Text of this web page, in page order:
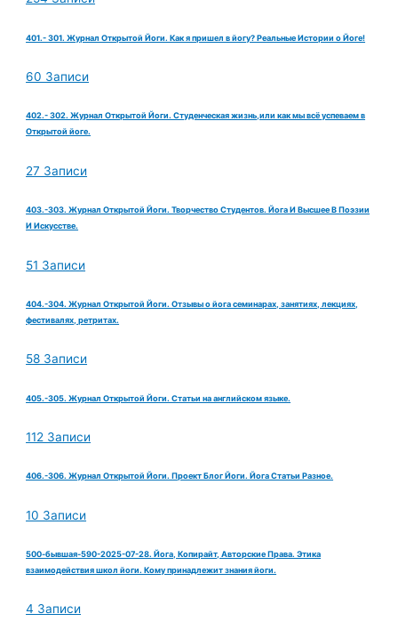
401.- 301. Журнал Открытой Йоги. Как я пришел в йогу? Реальные Истории о Йоге!
60 Записи
402.- 302. Журнал Открытой Йоги. Студенческая жизнь,или как мы всё успеваем в
Открытой йоге.
27 Записи
403.-303. Журнал Открытой Йоги. Творчество Студентов. Йога И Высшее В Поэзии
И Искусстве.
51 Записи
404.-304. Журнал Открытой Йоги. Отзывы о йога семинарах, занятиях, лекциях,
фестивалях, ретритах.
58 Записи
405.-305. Журнал Открытой Йоги. Статьи на английском языке.
112 Записи
406.-306. Журнал Открытой Йоги. Проект Блог Йоги. Йога Статьи Разное.
10 Записи
500-бывшая-590-2025-07-28. Йога, Копирайт, Авторские Права. Этика
взаимодействия школ йоги. Кому принадлежит знания йоги.
4 Записи